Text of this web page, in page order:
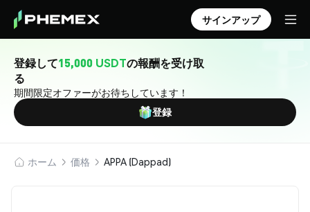
サインアップ
登録して15,000 USDTの報酬を受け取
る
期間限定オファーがお待ちしています！
登録
ホーム 価格 APPA (Dappad)